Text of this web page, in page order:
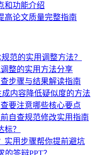
和功能介绍
高论文质量完整指南
范的实用调整方法？
整的实用方法分享
步骤与结果解读指南
内容降低疑似度的方法
要注意哪些核心要点
自查规范修改实用指南
？
实用步骤帮你提前避坑
答辩PPT？